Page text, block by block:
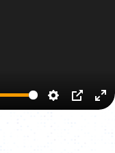
Settings
PIP